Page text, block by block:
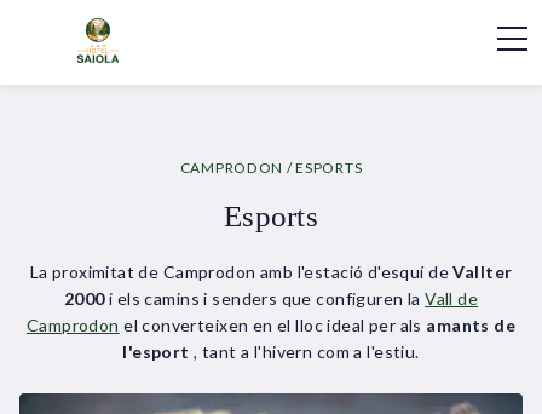
CAMPRODON / ESPORTS
Esports
La proximitat de Camprodon amb l'estació d'esquí deVallter
2000i els camins i senders que configuren laVall de
Camprodon el converteixen en el lloc ideal per als amants de
l'esport , tant a l'hivern com a l'estiu.